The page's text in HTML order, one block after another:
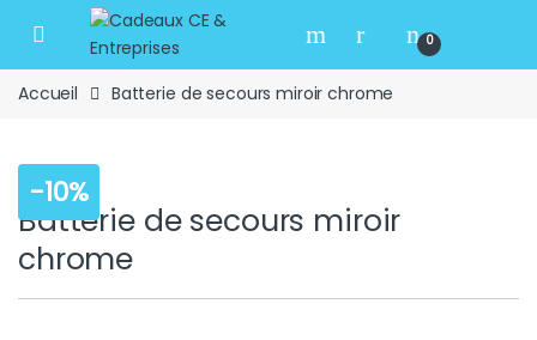
Skip to navigation
Skip to content
Open 0
Accueil Batterie de secours miroir chrome
-10%
Batterie de secours miroir
chrome